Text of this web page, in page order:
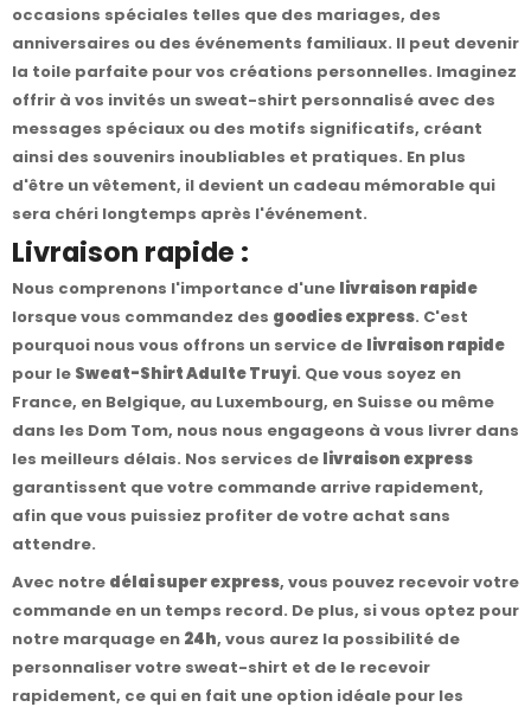
occasions spéciales telles que des mariages, des
anniversaires ou des événements familiaux. Il peut devenir
la toile parfaite pour vos créations personnelles. Imaginez
offrir à vos invités un sweat-shirt personnalisé avec des
messages spéciaux ou des motifs significatifs, créant
ainsi des souvenirs inoubliables et pratiques. En plus
d'être un vêtement, il devient un cadeau mémorable qui
sera chéri longtemps après l'événement.
Livraison rapide :
Nous comprenons l'importance d'une livraison rapide
lorsque vous commandez des goodies express. C'est
pourquoi nous vous offrons un service de livraison rapide
pour le Sweat-Shirt Adulte Truyi. Que vous soyez en
France, en Belgique, au Luxembourg, en Suisse ou même
dans les Dom Tom, nous nous engageons à vous livrer dans
les meilleurs délais. Nos services de livraison express
garantissent que votre commande arrive rapidement,
afin que vous puissiez profiter de votre achat sans
attendre.
Avec notre délai super express, vous pouvez recevoir votre
commande en un temps record. De plus, si vous optez pour
notre marquage en 24h, vous aurez la possibilité de
personnaliser votre sweat-shirt et de le recevoir
rapidement, ce qui en fait une option idéale pour les